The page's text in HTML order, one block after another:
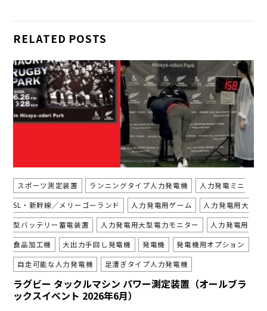
RELATED POSTS
スポーツ測定装置 ランニングタイプ人力発電機 人力発電ミニ
SL・新幹線／メリーゴーランド 人力発電用ゲーム 人力発電用大
型バッテリー蓄電装置 人力発電用大型電力モニター 人力発電用
食品加工機 大出力手回し発電機 発電機 発電機用オプション
自走可能な人力発電機 足漕ぎタイプ人力発電機
ラグビー タックルマシン パワー測定装置（オールブラ
ックスイベント 2026年6月）